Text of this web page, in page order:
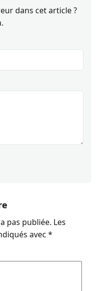
dans cet article ?
pas publiée. Les
avec *